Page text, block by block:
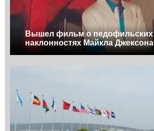
Вышел фильм о педофильских
наклонностях Майкла Джексона